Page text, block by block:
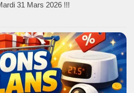
31 Mars 2026 !!!